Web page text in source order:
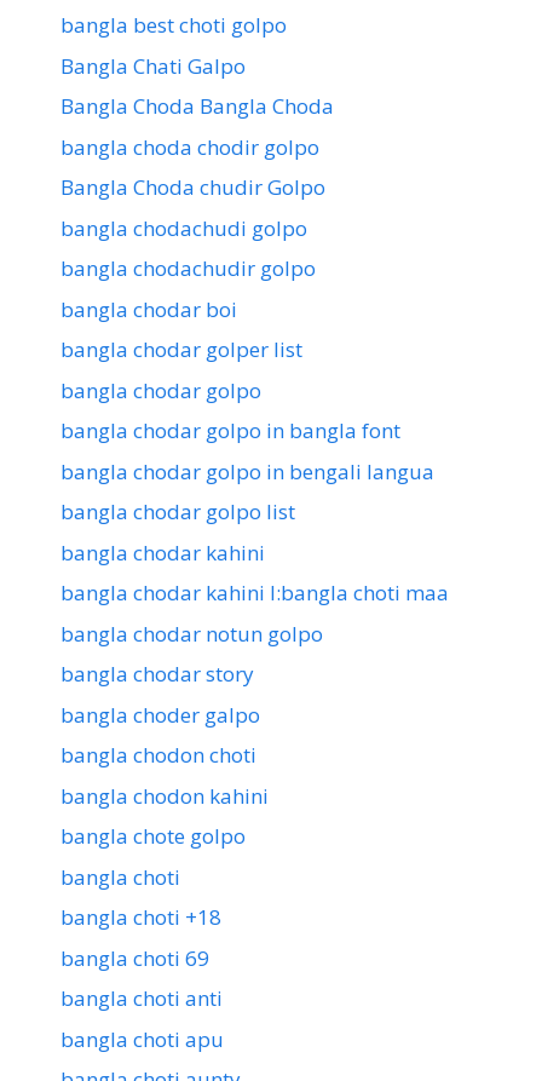
bangla best choti golpo
Bangla Chati Galpo
Bangla Choda Bangla Choda
bangla choda chodir golpo
Bangla Choda chudir Golpo
bangla chodachudi golpo
bangla chodachudir golpo
bangla chodar boi
bangla chodar golper list
bangla chodar golpo
bangla chodar golpo in bangla font
bangla chodar golpo in bengali langua
bangla chodar golpo list
bangla chodar kahini
bangla chodar kahini l:bangla choti maa
bangla chodar notun golpo
bangla chodar story
bangla choder galpo
bangla chodon choti
bangla chodon kahini
bangla chote golpo
bangla choti
bangla choti +18
bangla choti 69
bangla choti anti
bangla choti apu